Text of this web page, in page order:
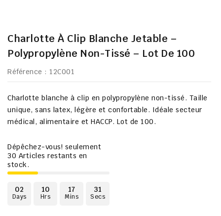
Charlotte À Clip Blanche Jetable –
Polypropylène Non-Tissé – Lot De 100
Référence : 12C001
Charlotte blanche à clip en polypropylène non-tissé. Taille
unique, sans latex, légère et confortable. Idéale secteur
médical, alimentaire et HACCP. Lot de 100.
Dépêchez-vous! seulement
30 Articles restants en
stock.
02
Days
10
Hrs
17
Mins
30
Secs